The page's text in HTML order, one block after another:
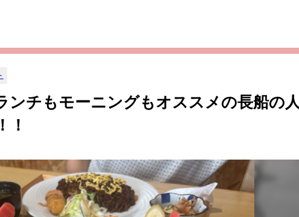
ンチもモーニングもオススメの長船の人
！